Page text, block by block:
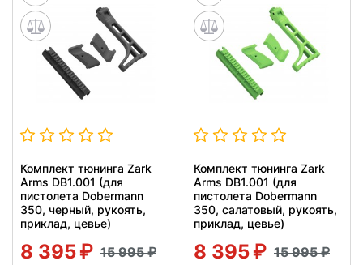
Комплект тюнинга Zark
Arms DB1.001 (для
пистолета Dobermann
350, черный, рукоять,
приклад, цевье)
8 395 15 995
Комплект тюнинга Zark
Arms DB1.001 (для
пистолета Dobermann
350, салатовый, рукоять,
приклад, цевье)
8 395 15 995